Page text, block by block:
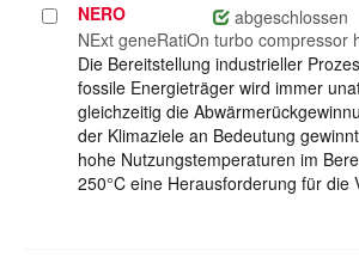
Projekt
auswählen
NERO abgeschlossen
NExt geneRatiOn turbo compressor
Die Bereitstellung industrieller
fossile Energieträger wird immer
gleichzeitig die
der Klimaziele an Bedeutung
hohe Nutzungstemperaturen im
250°C eine Herausforderung für